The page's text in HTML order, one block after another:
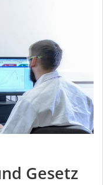
Gesetz